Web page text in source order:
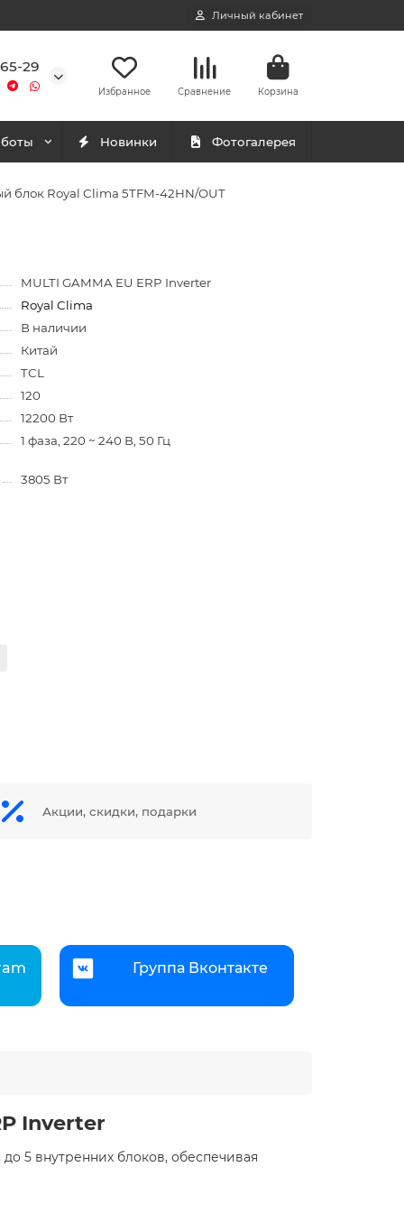
Личный кабинет
29
Избранное Сравнение Корзина
Новинки Фотогалерея
блок Royal Clima 5TFM-42HN/OUT
MULTI GAMMA EU ERP Inverter
Royal Clima
В наличии
Китай
TCL
120
12200 Вт
1 фаза, 220 ~ 240 В, 50 Гц
3805 Вт
Акции, скидки, подарки
Группа Вконтакте
Inverter
5 внутренних блоков, обеспечивая